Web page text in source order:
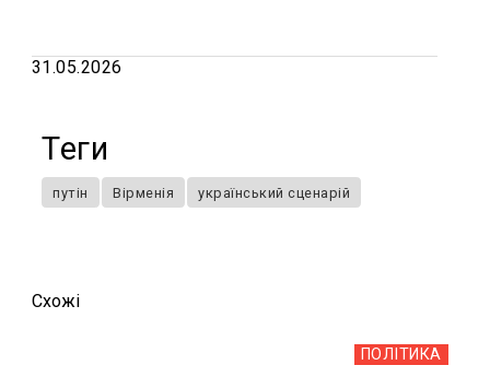
31.05.2026
Теги
путін Вірменія український сценарій
Схожi
ПОЛІТИКА